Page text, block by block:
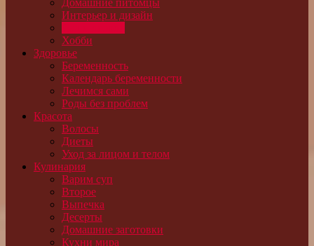
Домашние питомцы
Интерьер и дизайн
Хобби
Здоровье
Беременность
Календарь беременности
Лечимся сами
Роды без проблем
Красота
Волосы
Диеты
Уход за лицом и телом
Кулинария
Варим суп
Второе
Выпечка
Десерты
Домашние заготовки
Кухни мира